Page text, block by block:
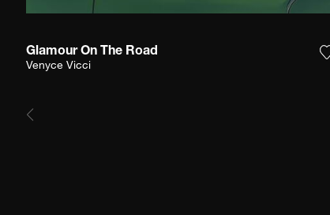
Glamour On The Road
Venyce Vicci